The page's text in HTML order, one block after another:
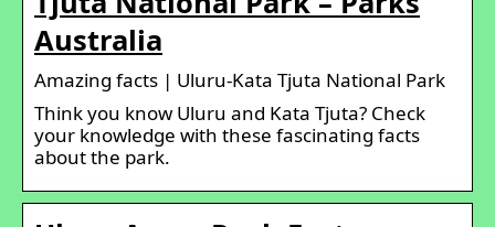
Australia
Amazing facts | Uluru-Kata Tjuta National Park
Think you know Uluru and Kata Tjuta? Check
your knowledge with these fascinating facts
about the park.